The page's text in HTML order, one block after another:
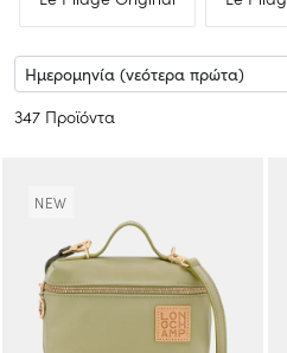
347 Προϊόντα
NEW